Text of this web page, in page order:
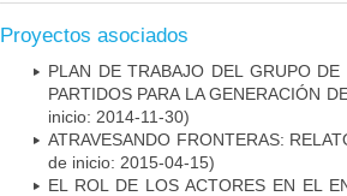
Proyectos asociados
PLAN DE TRABAJO DEL GRUPO
PARTIDOS PARA LA GENERACIÓN
inicio: 2014-11-30)
ATRAVESANDO FRONTERAS:
de inicio: 2015-04-15)
EL ROL DE LOS ACTORES EN EL